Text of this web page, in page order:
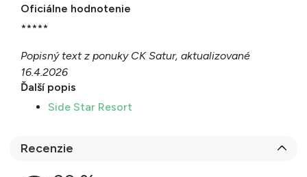
Oficiálne hodnotenie
*****
Popisný text z ponuky CK Satur, aktualizované
16.4.2026
Ďalší popis
Side Star Resort
Recenzie